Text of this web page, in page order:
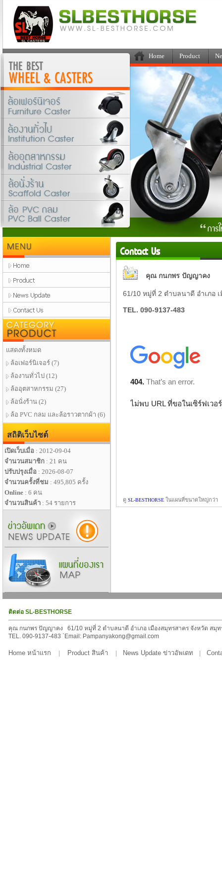
Home Product
MENU
Product
แสดงทั้งหมด
ล้อเฟอร์นิเจอร์ (7)
ล้องานทั่วไป (12)
ล้ออุตสาหกรรม (27)
ล้อนั่งร้าน (2)
ล้อ PVC กลม และล้อราวตากผ้า (6)
สถิติเว็บไซต์
เปิดเว็บเมื่อ : 2012-09-04
จำนวนสมาชิก : 21 คน
ปรับปรุงเมื่อ : 2026-08-07
จำนวนครั้งที่ชม : 495,805 ครั้ง
Online : 6 คน
จำนวนสินค้า : 54 รายการ
Contact Us
คุณ กนกพร ปัญญาคง
61/10 หมู่ที่ 2 ตำบลนาดี อำเภอ
TEL. 090-9137-483
ดู SL-BESTHORSEในแผนที่ขนาดใหญ่กว่า
ติดต่อ SL-BESTHORSE
คุณ กนกพร ปัญญาคง 61/10 หมู่ที่ 2 ตำบลนาดี อำเภอ เมืองสมุทรสาคร จังหวัด สมุท
TEL. 090-9137-483 `Email: Pampanyakong@gmail.com
Home หน้าแรก | Product สินค้า | News Update ข่าวอัพเดท |